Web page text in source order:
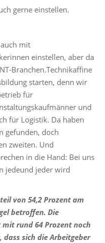
gerne einstellen.
mit
einstellen, aber da
Branchen.Technikaffine
starten, denn wir
für
und
für Logistik. Da haben
gefunden, doch
zweiten. Und
in die Hand: Bei uns
jedeund jeder wird
von 54,2 Prozent am
betroffen. Die
rund 64 Prozent noch
sich die Arbeitgeber